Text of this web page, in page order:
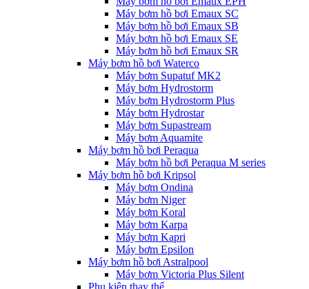
Máy bơm hồ bơi Emaux SC
Máy bơm hồ bơi Emaux SB
Máy bơm hồ bơi Emaux SE
Máy bơm hồ bơi Emaux SR
Máy bơm hồ bơi Waterco
Máy bơm Supatuf MK2
Máy bơm Hydrostorm
Máy bơm Hydrostorm Plus
Máy bơm Hydrostar
Máy bơm Supastream
Máy bơm Aquamite
Máy bơm hồ bơi Peraqua
Máy bơm hồ bơi Peraqua M series
Máy bơm hồ bơi Kripsol
Máy bơm Ondina
Máy bơm Niger
Máy bơm Koral
Máy bơm Karpa
Máy bơm Kapri
Máy bơm Epsilon
Máy bơm hồ bơi Astralpool
Máy bơm Victoria Plus Silent
Phụ kiện thay thế